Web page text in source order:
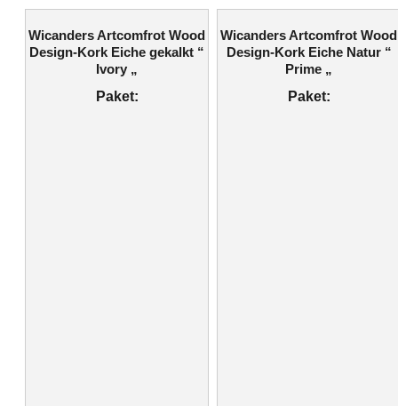
Wicanders Artcomfrot Wood
Design-Kork Eiche gekalkt “
Ivory „
Paket:
Wicanders Artcomfrot Wood
Design-Kork Eiche Natur “
Prime „
Paket: